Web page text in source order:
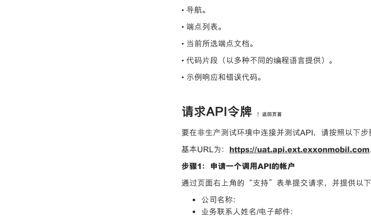
• 导航。
• 端点列表。
• 当前所选端点文档。
• 代码片段（以多种不同的编程语言提供）。
• 示例响应和错误代码。
请求API令牌 ↑ 返回页首
要在非生产测试环境中连接并测试API，请按照以下步
基本URL为： https://uat.api.ext.exxonmobil.com
步骤1：申请一个调用API的帐户
通过页面右上角的“支持”表单提交请求，并提供以下
公司名称：
业务联系人姓名/电子邮件：